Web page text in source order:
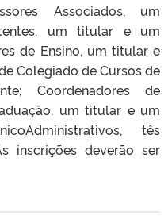
Associados, um
um titular e um
de Ensino, um titular e
Colegiado de Cursos de
Coordenadores de
um titular e um
tês
inscrições deverão ser